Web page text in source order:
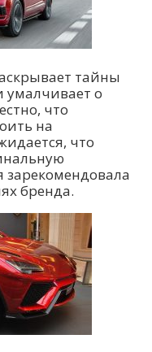
тайны
умалчивает о
что
на
что
зарекомендовала
бренда.